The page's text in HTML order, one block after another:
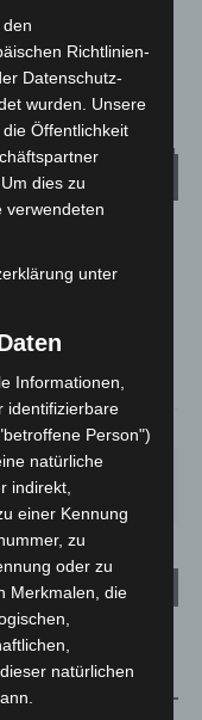
100%
30°
Richtlinien-
Datenschutz-
wurden. Unsere
Öffentlichkeit
dies zu
verwendeten
unter
Informationen,
identifizierbare
Person")
natürliche
indirekt,
einer Kennung
zu
oder zu
Merkmalen, die
natürlichen